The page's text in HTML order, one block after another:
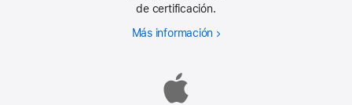
de certificación.
Más información Por